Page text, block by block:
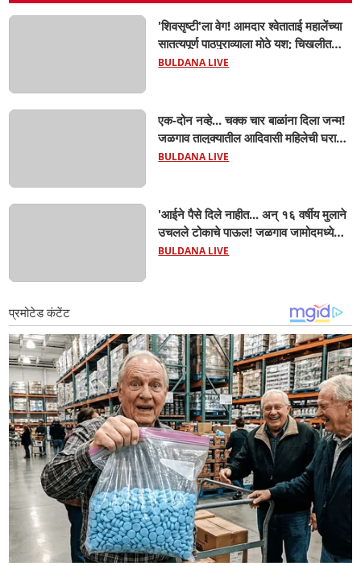
'शिवसृष्टी'ला वेग! आमदार श्वेताताई महालेंच्या
सातत्यपूर्ण पाठपुराव्याला मोठे यश; चिखलीत
साकारणार ६५ कोटींचा भव्य 'छत्रपती शिवाजी
BULDANA LIVE
एक-दोन नव्हे... चक्क चार बाळांना दिला जन्म!
जळगाव तालुक्यातील आदिवासी महिलेची घरातच
प्रसूती; आता झाली ७ लेकरांची माय ! वैद्यकीय
BULDANA LIVE
'आईने पैसे दिले नाहीत... अन् १६ वर्षीय मुलाने
उचलले टोकाचे पाऊल! जळगाव जामोदमध्ये
खळबळ'! मुलांमधली सहनशीलता संपली काय?
BULDANA LIVE